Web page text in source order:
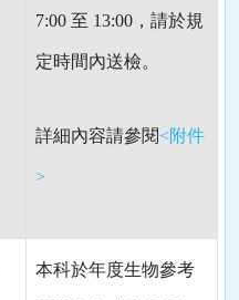
7:00 至 13:00 ，請於規
定時間內送檢。
詳細內容請參閱<附件
>
本科於年度生物參考